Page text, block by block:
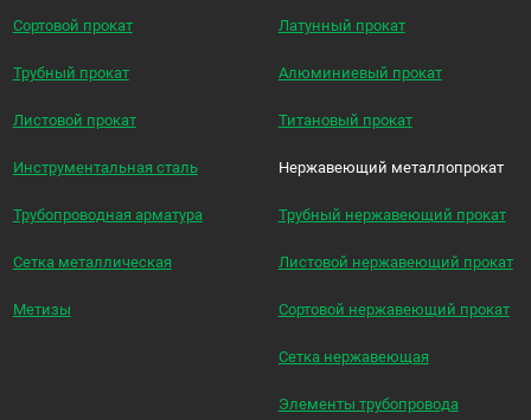
Сортовой прокат
Трубный прокат
Листовой прокат
Инструментальная сталь
Трубопроводная арматура
Сетка металлическая
Метизы
Латунный прокат
Алюминиевый прокат
Титановый прокат
Нержавеющий металлопрокат
Трубный нержавеющий прокат
Листовой нержавеющий прокат
Сортовой нержавеющий прокат
Сетка нержавеющая
Элементы трубопровода